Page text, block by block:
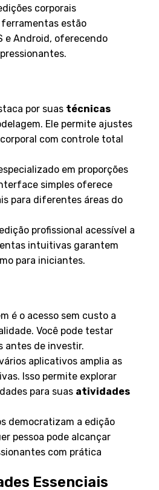
corporais
ferramentas estão
e Android, oferecendo
por suas técnicas
Ele permite ajustes
corporal com controle total
em proporções
simples oferece
para diferentes áreas do
profissional acessível a
intuitivas garantem
para iniciantes.
é o acesso sem custo a
Você pode testar
antes de investir.
aplicativos amplia as
Isso permite explorar
para suas atividades
democratizam a edição
pessoa pode alcançar
com prática
Essenciais